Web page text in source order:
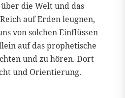
die Welt und das
auf Erden leugnen,
von solchen Einflüssen
auf das prophetische
und zu hören. Dort
und Orientierung.